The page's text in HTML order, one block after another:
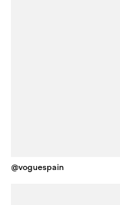
@voguespain